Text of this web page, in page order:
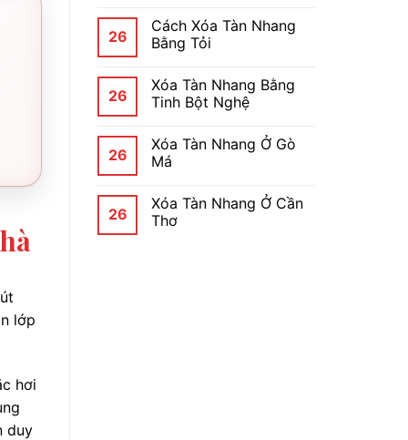
lớp
hơi
duy
26
Cách Xóa Tàn Nhang
Bằng Tỏi
26
Xóa Tàn Nhang Bằng
Tinh Bột Nghệ
26
Xóa Tàn Nhang Ở Gò
Má
26
Xóa Tàn Nhang Ở Cần
Thơ